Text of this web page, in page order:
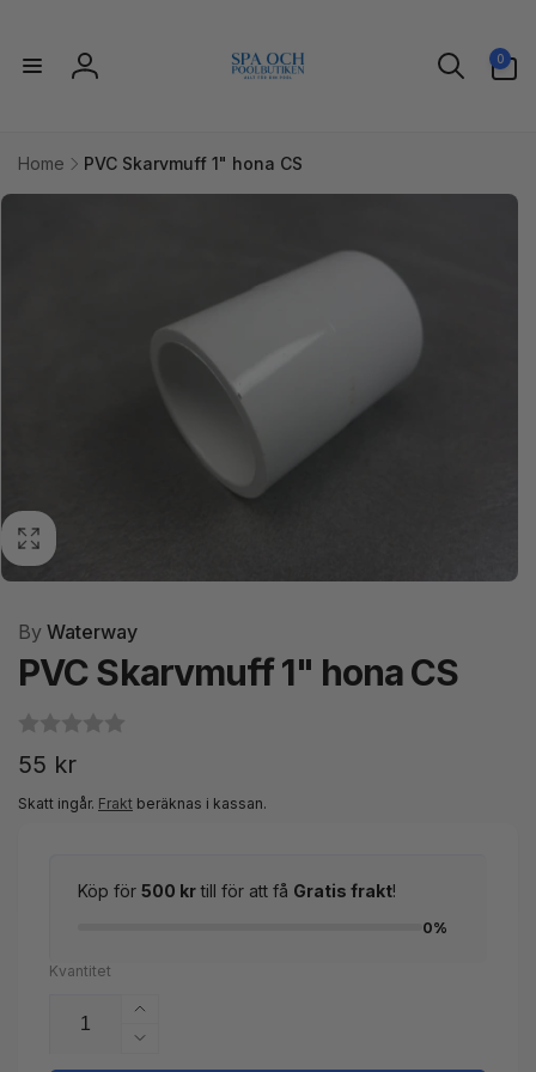
innehåll
Logga
0
artiklar
Home
PVC Skarvmuff 1" hona CS
till
By Waterway
PVC Skarvmuff 1" hona CS
Ordinarie
pris
55 kr
Skatt ingår. Frakt beräknas i kassan.
Köp för 500 krtill för att få Gratis frakt!
0%
Kvantitet
Öka
kvantitet
Minska